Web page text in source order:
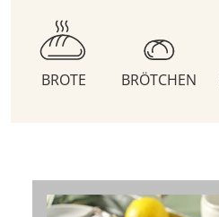
BROTE BRÖTCHEN